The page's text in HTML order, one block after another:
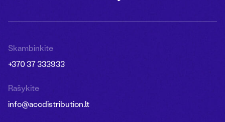
Skambinkite
+370 37 333933
Rašykite
info@accdistribution.lt